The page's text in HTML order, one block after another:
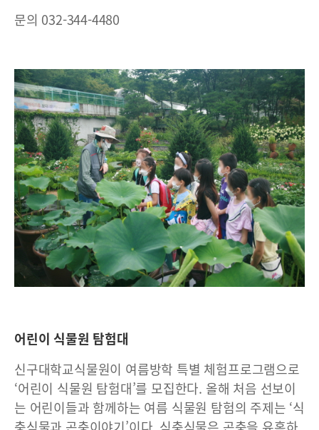
문의 032-344-4480
어린이 식물원 탐험대
신구대학교식물원이 여름방학 특별 체험프로그램으로
‘어린이 식물원 탐험대’를 모집한다. 올해 처음 선보이
는 어린이들과 함께하는 여름 식물원 탐험의 주제는 ‘식